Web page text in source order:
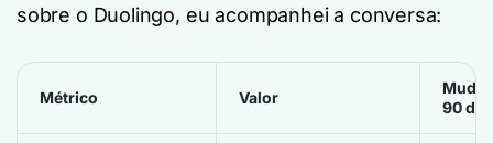
sobre o Duolingo, eu acompanhei a conversa:
Métrico Valor
90